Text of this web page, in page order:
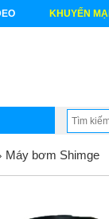
KHUYẾN MẠI
Máy bơm Shimge